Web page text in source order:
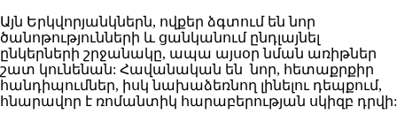
Այն Երկվորյանկներն, ովքեր ձգտում են նոր
ծանոթությունների և ցանկանում ընդլայնել
ընկերների շրջանակը, ապա այսօր նման առիթներ
շատ կունենան: Հավանական են նոր, հետաքրքիր
հանդիպումներ, իսկ նախաձեռնող լինելու դեպքում,
հնարավոր է ռոմանտիկ հարաբերության սկիզբ դրվի: